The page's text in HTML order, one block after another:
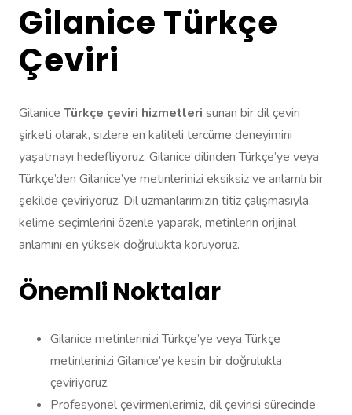
Gilanice Türkçe
Çeviri
Gilanice Türkçe çeviri hizmetleri sunan bir dil çeviri
şirketi olarak, sizlere en kaliteli tercüme deneyimini
yaşatmayı hedefliyoruz. Gilanice dilinden Türkçe’ye veya
Türkçe’den Gilanice’ye metinlerinizi eksiksiz ve anlamlı bir
şekilde çeviriyoruz. Dil uzmanlarımızın titiz çalışmasıyla,
kelime seçimlerini özenle yaparak, metinlerin orijinal
anlamını en yüksek doğrulukta koruyoruz.
Önemli Noktalar
Gilanice metinlerinizi Türkçe’ye veya Türkçe
metinlerinizi Gilanice’ye kesin bir doğrulukla
çeviriyoruz.
Profesyonel çevirmenlerimiz, dil çevirisi sürecinde